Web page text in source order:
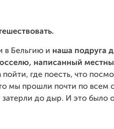
в Бельгию и наша подруга
написанный
где поесть, что
мы прошли почти по всем
затерли до дыр. И это было